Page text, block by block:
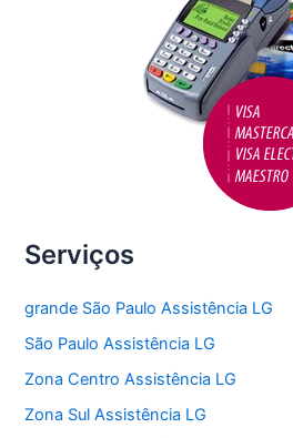
Serviços
grande São Paulo Assistência LG
São Paulo Assistência LG
Zona Centro Assistência LG
Zona Sul Assistência LG